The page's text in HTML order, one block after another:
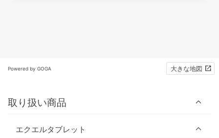
Powered by GOGA 大きな地図
取り扱い商品
エクエルタブレット